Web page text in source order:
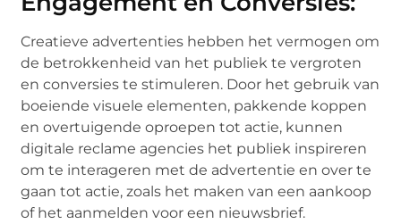
Creatieve advertenties hebben het vermogen om
de betrokkenheid van het publiek te vergroten
en conversies te stimuleren. Door het gebruik van
boeiende visuele elementen, pakkende koppen
en overtuigende oproepen tot actie, kunnen
digitale reclame agencies het publiek inspireren
om te interageren met de advertentie en over te
gaan tot actie, zoals het maken van een aankoop
of het aanmelden voor een nieuwsbrief.